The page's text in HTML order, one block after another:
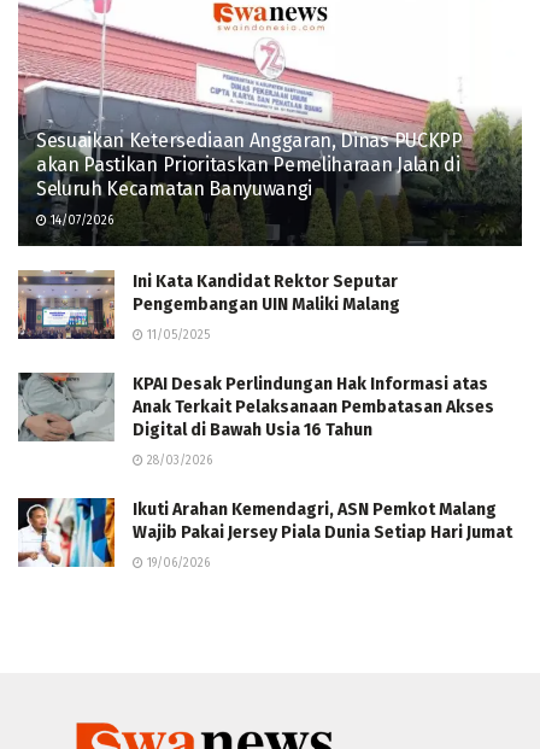
Sesuaikan Ketersediaan Anggaran, Dinas PUCKPP
akan Pastikan Prioritaskan Pemeliharaan Jalan di
Seluruh Kecamatan Banyuwangi
14/07/2026
Ini Kata Kandidat Rektor Seputar
Pengembangan UIN Maliki Malang
11/05/2025
KPAI Desak Perlindungan Hak Informasi atas
Anak Terkait Pelaksanaan Pembatasan Akses
Digital di Bawah Usia 16 Tahun
28/03/2026
Ikuti Arahan Kemendagri, ASN Pemkot Malang
Wajib Pakai Jersey Piala Dunia Setiap Hari Jumat
19/06/2026